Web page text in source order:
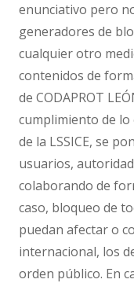
enunciativo pero
generadores de
cualquier otro
contenidos de
de CODAPROT
cumplimiento de lo
de la LSSICE, se
usuarios,
colaborando de
caso, bloqueo de
puedan afectar o
internacional, los
orden público. En